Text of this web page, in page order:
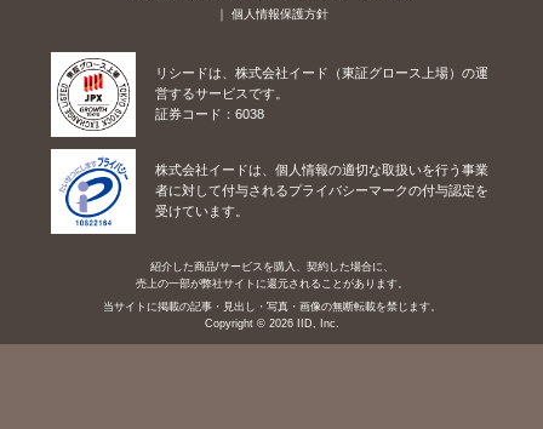
個人情報保護方針
リシードは、株式会社イード（東証グロース上場）の運
営するサービスです。
証券コード：6038
株式会社イードは、個人情報の適切な取扱いを行う事業
者に対して付与されるプライバシーマークの付与認定を
受けています。
紹介した商品/サービスを購入、契約した場合に、
売上の一部が弊社サイトに還元されることがあります。
当サイトに掲載の記事・見出し・写真・画像の無断転載を禁じます。
Copyright © 2026 IID, Inc.